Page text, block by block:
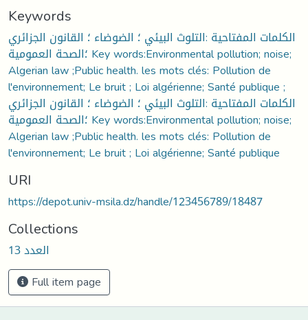
Keywords
الكلمات المفتاحية :التلوث البيئي ؛ الضوضاء ؛ القانون الجزائري
؛الصحة العمومية Key words:Environmental pollution; noise;
Algerian law ;Public health. les mots clés: Pollution de
l'environnement; Le bruit ; Loi algérienne; Santé publique ;
الكلمات المفتاحية :التلوث البيئي ؛ الضوضاء ؛ القانون الجزائري
؛الصحة العمومية Key words:Environmental pollution; noise;
Algerian law ;Public health. les mots clés: Pollution de
l'environnement; Le bruit ; Loi algérienne; Santé publique
URI
https://depot.univ-msila.dz/handle/123456789/18487
Collections
العدد 13
Full item page